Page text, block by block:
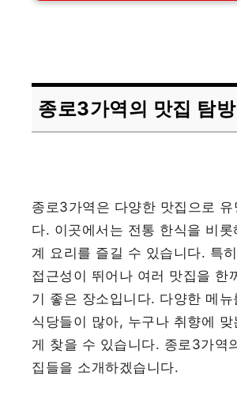
종로3가역의 맛집 탐방
종로3가역은 다양한 맛집으로 유
다. 이곳에서는 전통 한식을 비롯
계 요리를 즐길 수 있습니다. 특
접근성이 뛰어나 여러 맛집을 한
기 좋은 장소입니다. 다양한 메뉴
식당들이 많아, 누구나 취향에 맞
게 찾을 수 있습니다. 종로3가역
집들을 소개하겠습니다.